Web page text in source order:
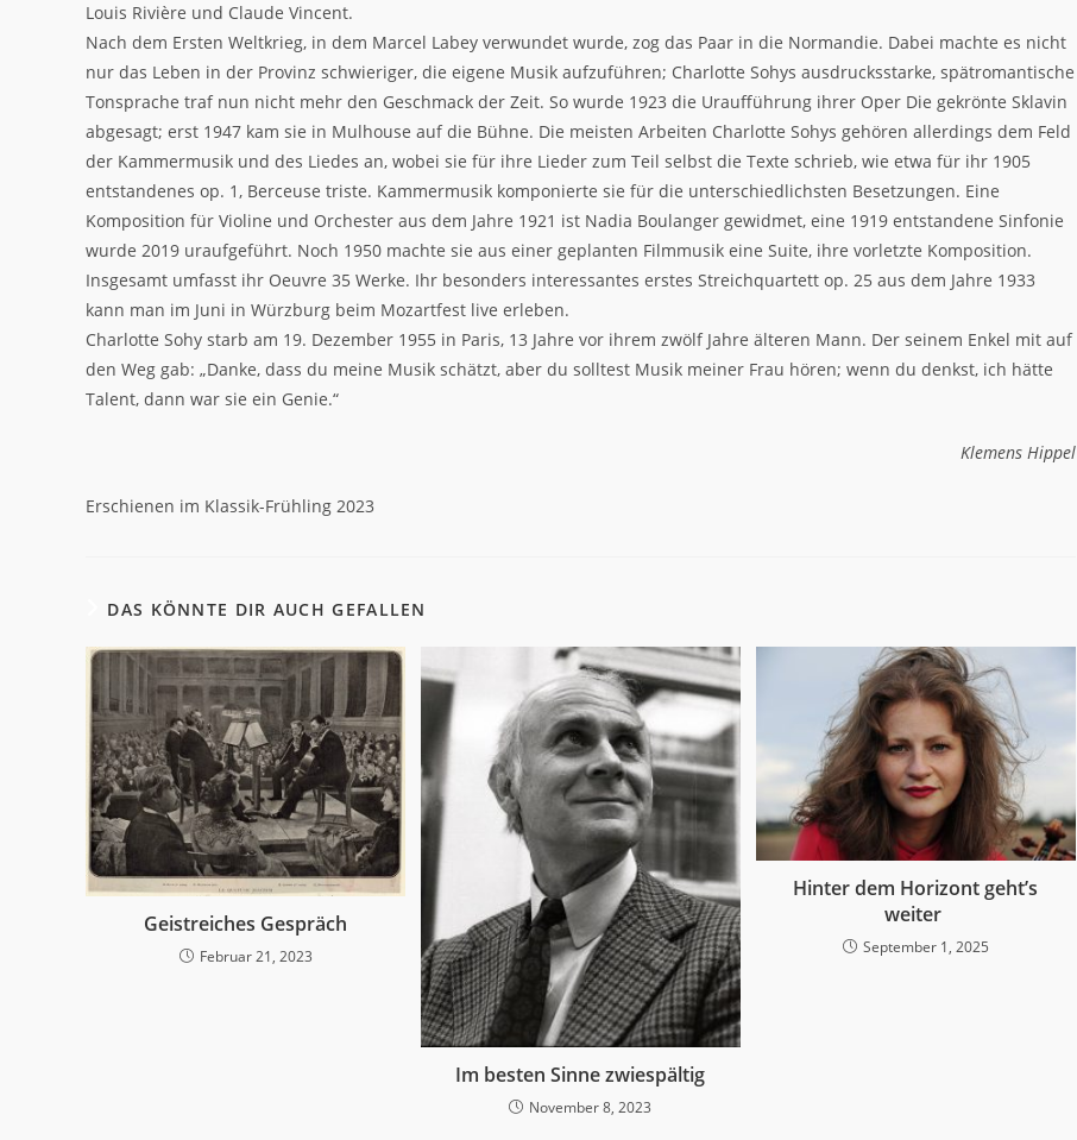
Louis Rivière und Claude Vincent.
Nach dem Ersten Weltkrieg, in dem Marcel Labey verwundet wurde, zog das Paar in die Normandie. Dabei machte es nicht
nur das Leben in der Provinz schwieriger, die eigene Musik aufzuführen; Charlotte Sohys ausdrucksstarke, spätromantische
Tonsprache traf nun nicht mehr den Geschmack der Zeit. So wurde 1923 die Uraufführung ihrer Oper Die gekrönte Sklavin
abgesagt; erst 1947 kam sie in Mulhouse auf die Bühne. Die meisten Arbeiten Charlotte Sohys gehören allerdings dem Feld
der Kammermusik und des Liedes an, wobei sie für ihre Lieder zum Teil selbst die Texte schrieb, wie etwa für ihr 1905
entstandenes op. 1, Berceuse triste. Kammermusik komponierte sie für die unterschiedlichsten Besetzungen. Eine
Komposition für Violine und Orchester aus dem Jahre 1921 ist Nadia Boulanger gewidmet, eine 1919 entstandene Sinfonie
wurde 2019 uraufgeführt. Noch 1950 machte sie aus einer geplanten Filmmusik eine Suite, ihre vorletzte Komposition.
Insgesamt umfasst ihr Oeuvre 35 Werke. Ihr besonders interessantes erstes Streichquartett op. 25 aus dem Jahre 1933
kann man im Juni in Würzburg beim Mozartfest live erleben.
Charlotte Sohy starb am 19. Dezember 1955 in Paris, 13 Jahre vor ihrem zwölf Jahre älteren Mann. Der seinem Enkel mit auf
den Weg gab: „Danke, dass du meine Musik schätzt, aber du solltest Musik meiner Frau hören; wenn du denkst, ich hätte
Talent, dann war sie ein Genie.“
Klemens Hippel
Erschienen im Klassik-Frühling 2023
DAS KÖNNTE DIR AUCH GEFALLEN
Geistreiches Gespräch
Februar 21, 2023
Im besten Sinne zwiespältig
November 8, 2023
Hinter dem Horizont geht’s
weiter
September 1, 2025